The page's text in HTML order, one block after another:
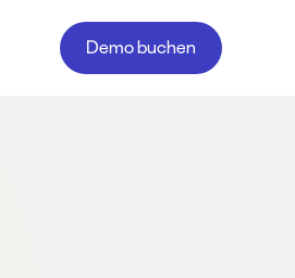
Demo buchen